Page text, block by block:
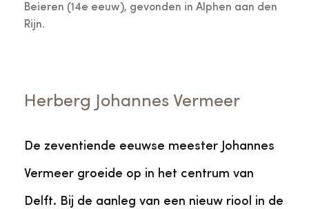
Beieren (14e eeuw), gevonden in Alphen aan den
Rijn.
Herberg Johannes Vermeer
De zeventiende eeuwse meester Johannes
Vermeer groeide op in het centrum van
Delft. Bij de aanleg van een nieuw riool in de